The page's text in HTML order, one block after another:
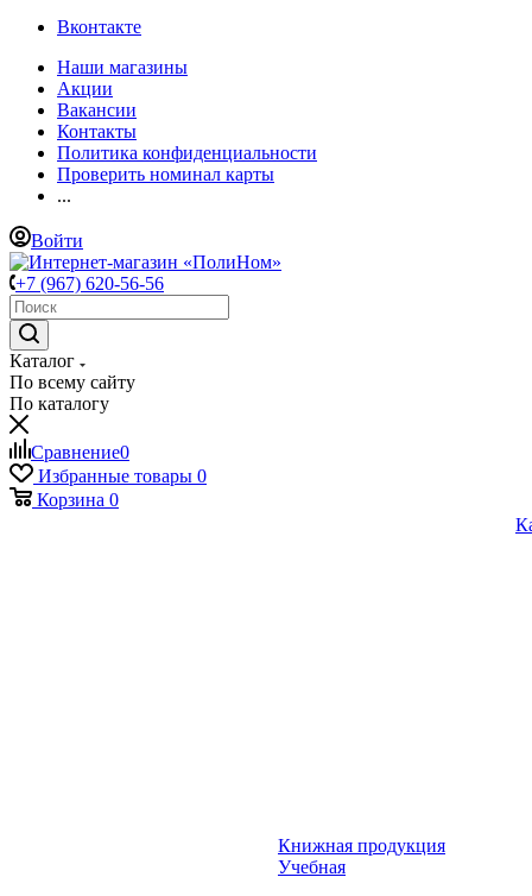
Вконтакте
Наши магазины
Акции
Вакансии
Контакты
Политика конфиденциальности
Проверить номинал карты
...
Войти
+7 (967) 620-56-56
Каталог
По всему сайту
По каталогу
Сравнение0
Избранные товары 0
Корзина 0
Книжная продукция
Учебная